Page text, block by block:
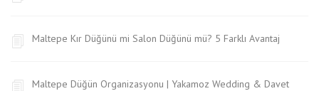
Maltepe Kır Düğünü mi Salon Düğünü mü? 5 Farklı Avantaj
Maltepe Düğün Organizasyonu | Yakamoz Wedding & Davet